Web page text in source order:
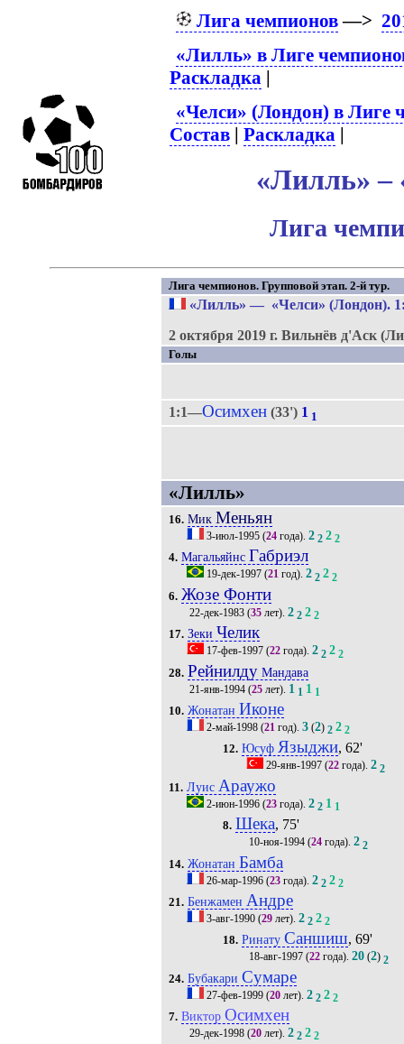
Лига чемпионов—>
«Лилль» в Лиге
Раскладка |
«Челси» (Лондон) в Лиге
Состав |Раскладка |
«Лилль» –
Лига
Лига чемпионов. Групповой этап. 2-й тур.
«Лилль» — «Челси» (Лондон).
2 октября 2019 г. Вильнёв д'Аск
Голы
1:1—Осимхен(33') 1 1
«Лилль»
16. Мик Меньян
3-июл-1995(24года). 2 2 2 2
4. Магальяйнс Габриэл
19-дек-1997(21год). 2 2 2 2
6. Жозе Фонти
22-дек-1983(35лет). 2 2 2 2
17. Зеки Челик
17-фев-1997(22года). 2 2 2 2
28. РейнилдуМандава
21-янв-1994(25лет). 1 1 1 1
10. Жонатан Иконе
2-май-1998(21год). 3(2) 2 2 2
12. Юсуф Языджи, 62'
29-янв-1997 (22 года).2 2
11. Луис Араужо
2-июн-1996(23года). 2 2 1 1
8. Шека, 75'
10-ноя-1994 (24 года).2 2
14. Жонатан Бамба
26-мар-1996(23года). 2 2 2 2
21. Бенжамен Андре
3-авг-1990(29лет). 2 2 2 2
18. Ринату Саншиш, 69'
18-авг-1997 (22 года).20 (2) 2
24. Бубакари Сумаре
27-фев-1999(20лет). 2 2 2 2
7. Виктор Осимхен
29-дек-1998(20лет). 2 2 2 2